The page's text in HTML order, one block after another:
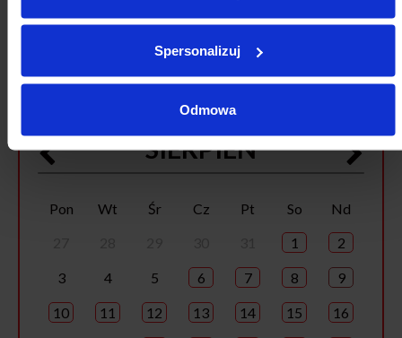
Spersonalizuj
Odmowa
2026
SIERPIEŃ
Pon Wt Śr Cz Pt So
Nd
1 2
3 4 5 6 7 8 9
10 11 12 13 14 15 16